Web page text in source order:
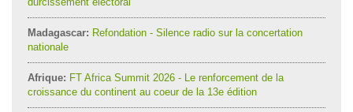
Madagascar: Refondation - Silence radio sur la concertation
nationale
Afrique: FT Africa Summit 2026 - Le renforcement de la
croissance du continent au coeur de la 13e édition